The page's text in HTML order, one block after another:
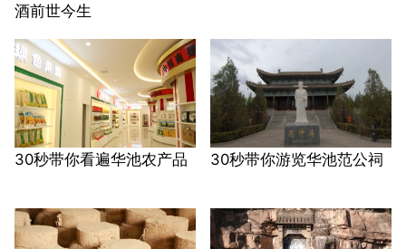
酒前世今生
30秒带你看遍华池农产品 30秒带你游览华池范公祠